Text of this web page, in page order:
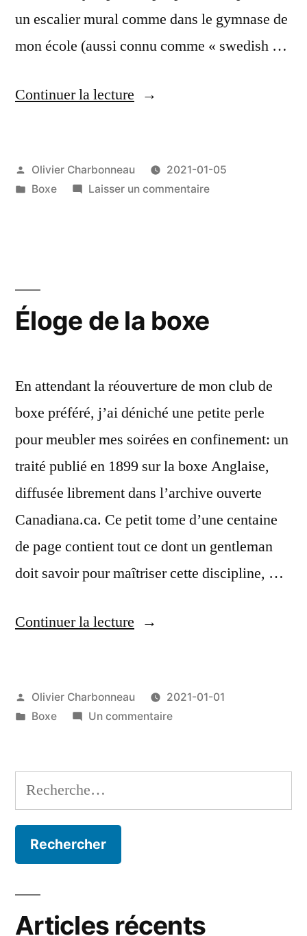
un escalier mural comme dans le gymnase de
mon école (aussi connu comme « swedish …
Continuer la lecture de
aux
Publié
par
Olivier Charbonneau
2021-01-05
Publié
Boxe Laisser un commentairesur
Éloge de la boxe
En attendant la réouverture de mon club de
boxe préféré, j’ai déniché une petite perle
pour meubler mes soirées en confinement: un
traité publié en 1899 sur la boxe Anglaise,
diffusée librement dans l’archive ouverte
Canadiana.ca. Ce petit tome d’une centaine
de page contient tout ce dont un gentleman
doit savoir pour maîtriser cette discipline, …
Continuer la lecture de
de
Publié
par
Olivier Charbonneau
2021-01-01
Publié
Boxe Un commentairesur
la
Rechercher :
Articles récents